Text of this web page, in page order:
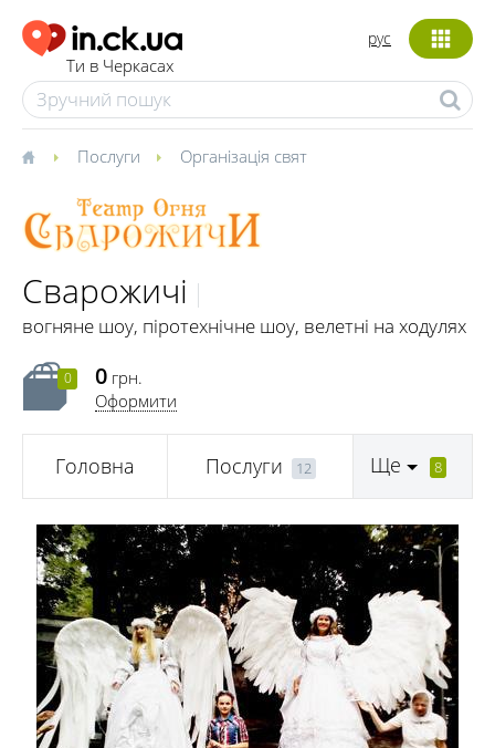
Ти в Черкасах
рус
Послуги Організація свят
Сварожичі
вогняне шоу, піротехнічне шоу, велетні на ходулях
0 0 грн.
Оформити
Головна Послуги 12 Ще 8